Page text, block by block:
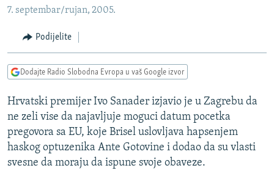
Pređite
Pređite
pretragu
SRBIJA
KOSOVO
VIZUELNO
VIDEO
INFOGRAFIKE
PODCASTI
RAT U UKRAJINI
KINA NA BALKANU
RSE PRIČE IZ SVIJETA
7. septembar/rujan, 2005.
Podijelite
Dodajte Radio Slobodna Evropa u vaš Google izvor
Hrvatski premijer Ivo Sanader izjavio je u Zagrebu da
ne zeli vise da najavljuje moguci datum pocetka
pregovora sa EU, koje Brisel uslovljava hapsenjem
haskog optuzenika Ante Gotovine i dodao da su vlasti
svesne da moraju da ispune svoje obaveze.